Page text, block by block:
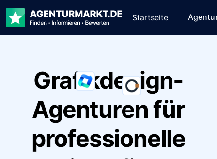
Startseite
Grafikdesign-
Agenturen für
professionelle